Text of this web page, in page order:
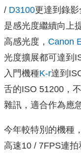
/ D3100更達到錄
是感光度繼續向上
高感光度， Canon
光度擴展都可達到
入門機種K-r達到
舌的ISO 51200，
雜訊，適合作為應
今年較特別的機種
高速10 / 7FPS連